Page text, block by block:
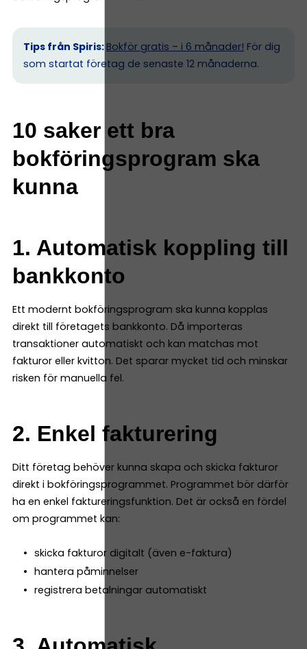
Tips från Spiris: Bokför gratis – i 6 månader! För dig
som startat företag de senaste 12 månaderna.
10 saker ett bra
bokföringsprogram ska
kunna
1. Automatisk koppling till
bankkonto
Ett modernt bokföringsprogram ska kunna kopplas
direkt till företagets bankkonto. Då importeras
transaktioner automatiskt och kan matchas mot
fakturor eller kvitton. Det sparar mycket tid och minskar
risken för manuella fel.
2. Enkel fakturering
Ditt företag behöver kunna skapa och skicka fakturor
direkt i bokföringsprogrammet. Programmet bör därför
ha en enkel faktureringsfunktion. Det är också en fördel
om programmet kan:
skicka fakturor digitalt (även e-faktura)
hantera påminnelser
registrera betalningar automatiskt